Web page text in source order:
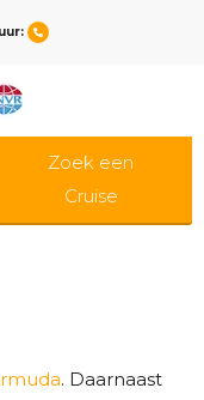
Zoek een
Cruise
. Daarnaast